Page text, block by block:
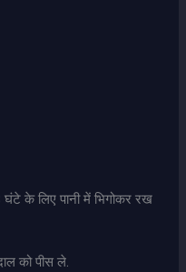
के लिए पानी में भिगोकर रख
को पीस ले.